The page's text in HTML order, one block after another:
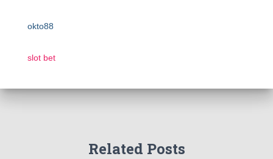
okto88
slot bet
Related Posts